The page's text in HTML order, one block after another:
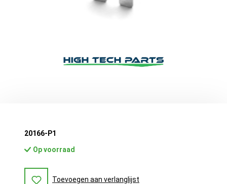
20166-P1
Op voorraad
Toevoegen aan verlanglijst